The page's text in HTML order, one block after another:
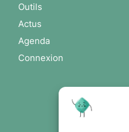
Outils
Actus
Agenda
Connexion